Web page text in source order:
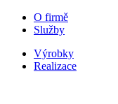
O firmě
Služby
Výrobky
Realizace